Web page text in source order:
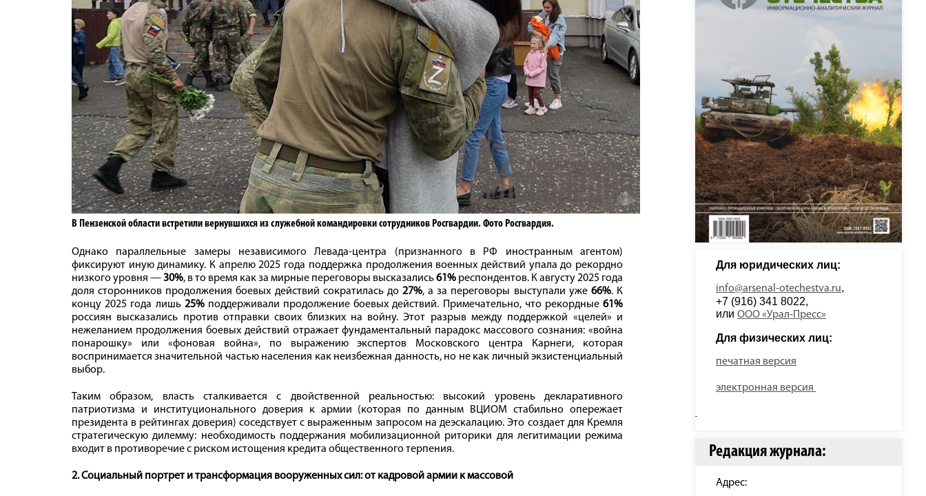
В Пензенской области встретили вернувшихся из служебной командировки сотрудников Росгвардии. Фото Росгвардия.
Однако параллельные замеры независимого Левада-центра (признанного в РФ иностранным агентом)
фиксируют иную динамику. К апрелю 2025 года поддержка продолжения военных действий упала до рекордно
низкого уровня —30%, в то время как за мирные переговоры высказались61% респондентов. К августу 2025 года
доля сторонников продолжения боевых действий сократилась до 27%, а за переговоры выступали уже 66%. К
концу 2025 года лишь 25%поддерживали продолжение боевых действий. Примечательно, что рекордные61%
россиян высказались против отправки своих близких на войну. Этот разрыв между поддержкой «целей» и
нежеланием продолжения боевых действий отражает фундаментальный парадокс массового сознания: «война
понарошку» или «фоновая война», по выражению экспертов Московского центра Карнеги, которая
воспринимается значительной частью населения как неизбежная данность, но не как личный экзистенциальный
выбор.
Таким образом, власть сталкивается с двойственной реальностью: высокий уровень декларативного
патриотизма и институционального доверия к армии (которая по данным ВЦИОМ стабильно опережает
президента в рейтингах доверия) соседствует с выраженным запросом на деэскалацию. Это создает для Кремля
стратегическую дилемму: необходимость поддержания мобилизационной риторики для легитимации режима
входит в противоречие с риском истощения кредита общественного терпения.
2. Социальный портрет и трансформация вооруженных сил: от кадровой армии к массовой
Для юридических лиц:
info@arsenal-otechestva.ru,
+7 (916) 341 8022,
или ООО «Урал-Пресс»
Для физических лиц:
печатная версия
электронная версия
Редакция журнала:
Адрес: